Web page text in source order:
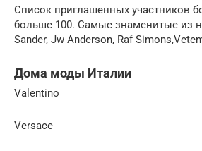
Список приглашенных участников
больше 100. Самые знаменитые из
Sander, Jw Anderson, Raf
Дома моды Италии
Valentino
Versace